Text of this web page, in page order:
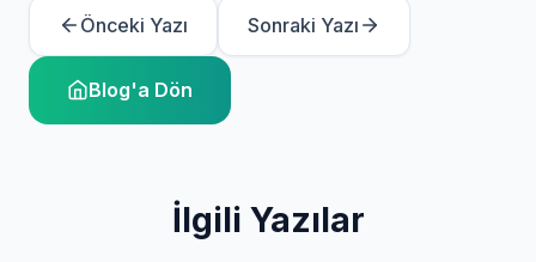
Önceki Yazı Sonraki Yazı
Blog'a Dön
İlgili Yazılar